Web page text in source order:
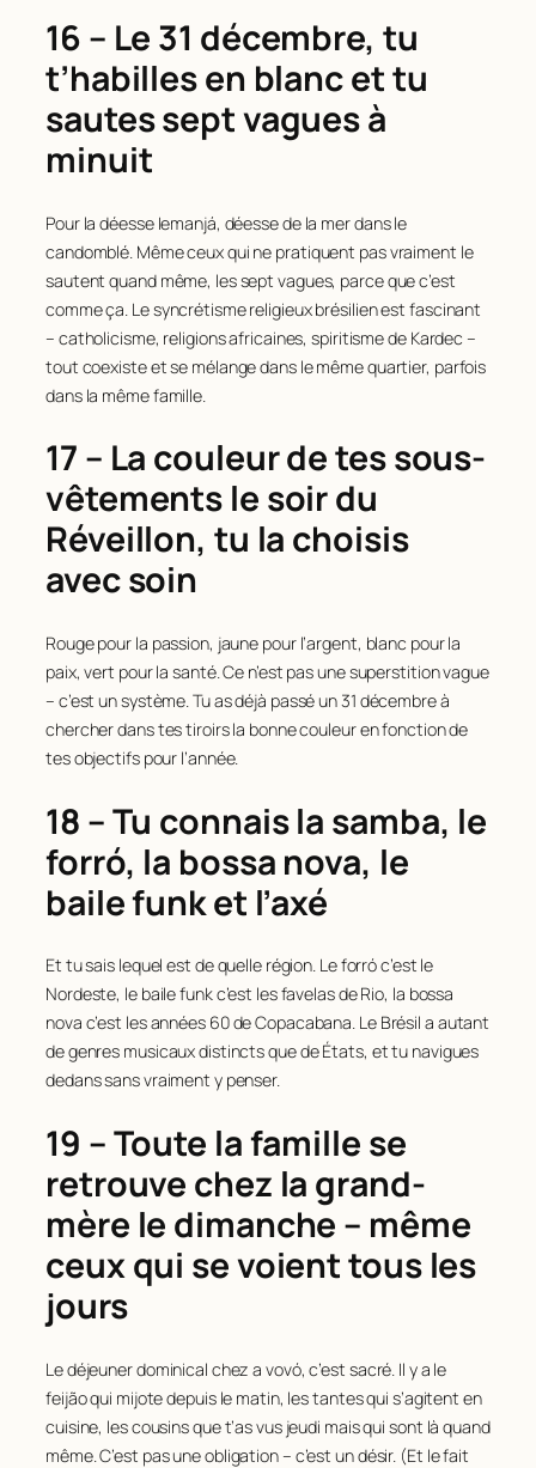
16 – Le 31 décembre, tu
t’habilles en blanc et tu
sautes sept vagues à
minuit
Pour la déesse Iemanjá, déesse de la mer dans le
candomblé. Même ceux qui ne pratiquent pas vraiment le
sautent quand même, les sept vagues, parce que c’est
comme ça. Le syncrétisme religieux brésilien est fascinant
– catholicisme, religions africaines, spiritisme de Kardec –
tout coexiste et se mélange dans le même quartier, parfois
dans la même famille.
17 – La couleur de tes sous-
vêtements le soir du
Réveillon, tu la choisis
avec soin
Rouge pour la passion, jaune pour l’argent, blanc pour la
paix, vert pour la santé. Ce n’est pas une superstition vague
– c’est un système. Tu as déjà passé un 31 décembre à
chercher dans tes tiroirs la bonne couleur en fonction de
tes objectifs pour l’année.
18 – Tu connais la samba, le
forró, la bossa nova, le
baile funk et l’axé
Et tu sais lequel est de quelle région. Le forró c’est le
Nordeste, le baile funk c’est les favelas de Rio, la bossa
nova c’est les années 60 de Copacabana. Le Brésil a autant
de genres musicaux distincts que de États, et tu navigues
dedans sans vraiment y penser.
19 – Toute la famille se
retrouve chez la grand-
mère le dimanche – même
ceux qui se voient tous les
jours
Le déjeuner dominical chez a vovó, c’est sacré. Il y a le
feijão qui mijote depuis le matin, les tantes qui s’agitent en
cuisine, les cousins que t’as vus jeudi mais qui sont là quand
même. C’est pas une obligation – c’est un désir. (Et le fait